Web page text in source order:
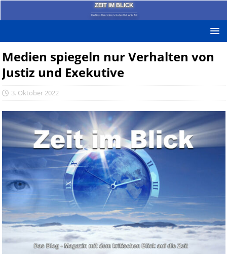
ZEIT IM BLICK
Das News-Blog mit dem kritischen Blick auf die Zeit!
Medien spiegeln nur Verhalten von
Justiz und Exekutive
3. Oktober 2022